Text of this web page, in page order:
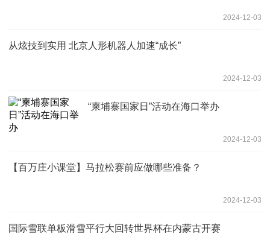
2024-12-03
从炫技到实用 北京人形机器人加速“成长”
2024-12-03
“柬埔寨国家日”活动在海口举办
2024-12-03
【百万庄小课堂】马拉松赛前应做哪些准备？
2024-12-03
国际雪联单板滑雪平行大回转世界杯在内蒙古开赛